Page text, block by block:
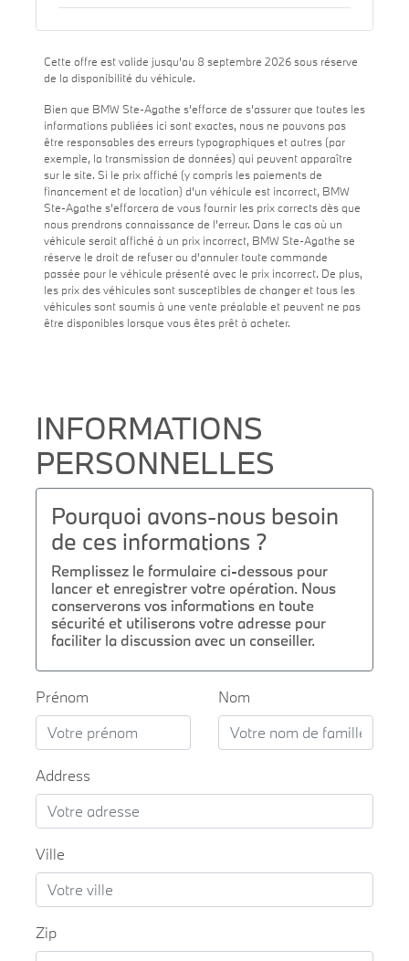
Cette offre est valide jusqu'au 8 septembre 2026 sous réserve
de la disponibilité du véhicule.
Bien que BMW Ste-Agathe s'efforce de s'assurer que toutes les
informations publiées ici sont exactes, nous ne pouvons pas
être responsables des erreurs typographiques et autres (par
exemple, la transmission de données) qui peuvent apparaître
sur le site. Si le prix affiché (y compris les paiements de
financement et de location) d'un véhicule est incorrect, BMW
Ste-Agathe s'efforcera de vous fournir les prix corrects dès que
nous prendrons connaissance de l'erreur. Dans le cas où un
véhicule serait affiché à un prix incorrect, BMW Ste-Agathe se
réserve le droit de refuser ou d'annuler toute commande
passée pour le véhicule présenté avec le prix incorrect. De plus,
les prix des véhicules sont susceptibles de changer et tous les
véhicules sont soumis à une vente préalable et peuvent ne pas
être disponibles lorsque vous êtes prêt à acheter.
INFORMATIONS
PERSONNELLES
Pourquoi avons-nous besoin
de ces informations ?
Remplissez le formulaire ci-dessous pour
lancer et enregistrer votre opération. Nous
conserverons vos informations en toute
sécurité et utiliserons votre adresse pour
faciliter la discussion avec un conseiller.
Prénom Nom
Address
Ville
Zip